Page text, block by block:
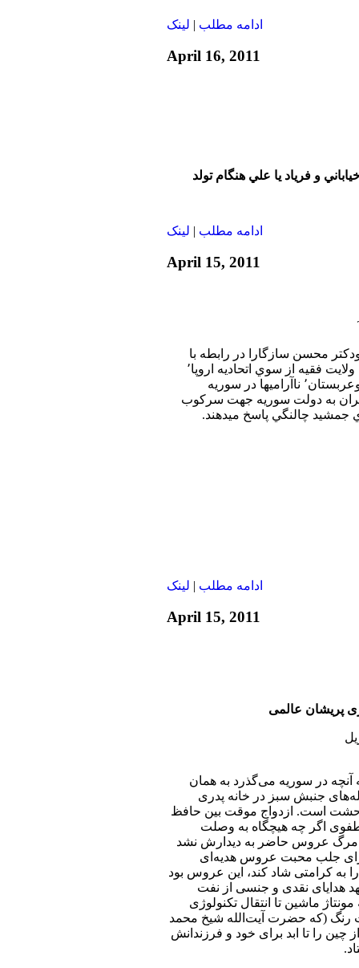
ادامه مطلب | لينک
April 16, 2011
و فرياد يا علي هنگام تولد
ادامه مطلب | لينک
April 15, 2011
عليرضا نوری زاده٬ ودكتر محسن سازگارا در رابطه با
تحريم بلندپايگان جمهوري ولايت فقيه از سوي اتحاديه اروپا٬
افزايش تنش ميان ايران وعربستان٬ ناآراميها در سوريه
به دولت سوريه جهت سركوب
جمشيد چالنگي پاسخ ميدهند.
ادامه مطلب | لينک
April 15, 2011
پریشان عالمی
آنچه در سوریه می‌گذرد به همان
جنبش سبز در خانه پدری
وحشت است. ازدواج موقت بین حافظ
اگر چه هیچگاه به وصلت
مرگ عروس حاضر به دیدارش نشد
برای جلب محبت عروس هدیه‌ای
به کرامتی شاد کند، این عروس بود
هدایای نقدی و جنسی از نفت
مونتاژ ماشین تا انتقال تکنولوژی
رنگ (که حضرت آیت‌الله شیخ محمد
چین را تا ابد برای خود و فرزندانش